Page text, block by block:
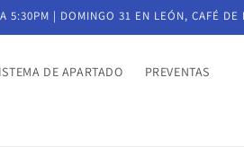
5:30PM | DOMINGO 31 EN LEÓN, CAFÉ
DE APARTADO PREVENTAS